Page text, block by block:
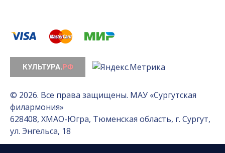
© 2026. Все права защищены. МАУ «Сургутская
филармония»
628408, ХМАО-Югра, Тюменская область, г. Сургут,
ул. Энгельса, 18